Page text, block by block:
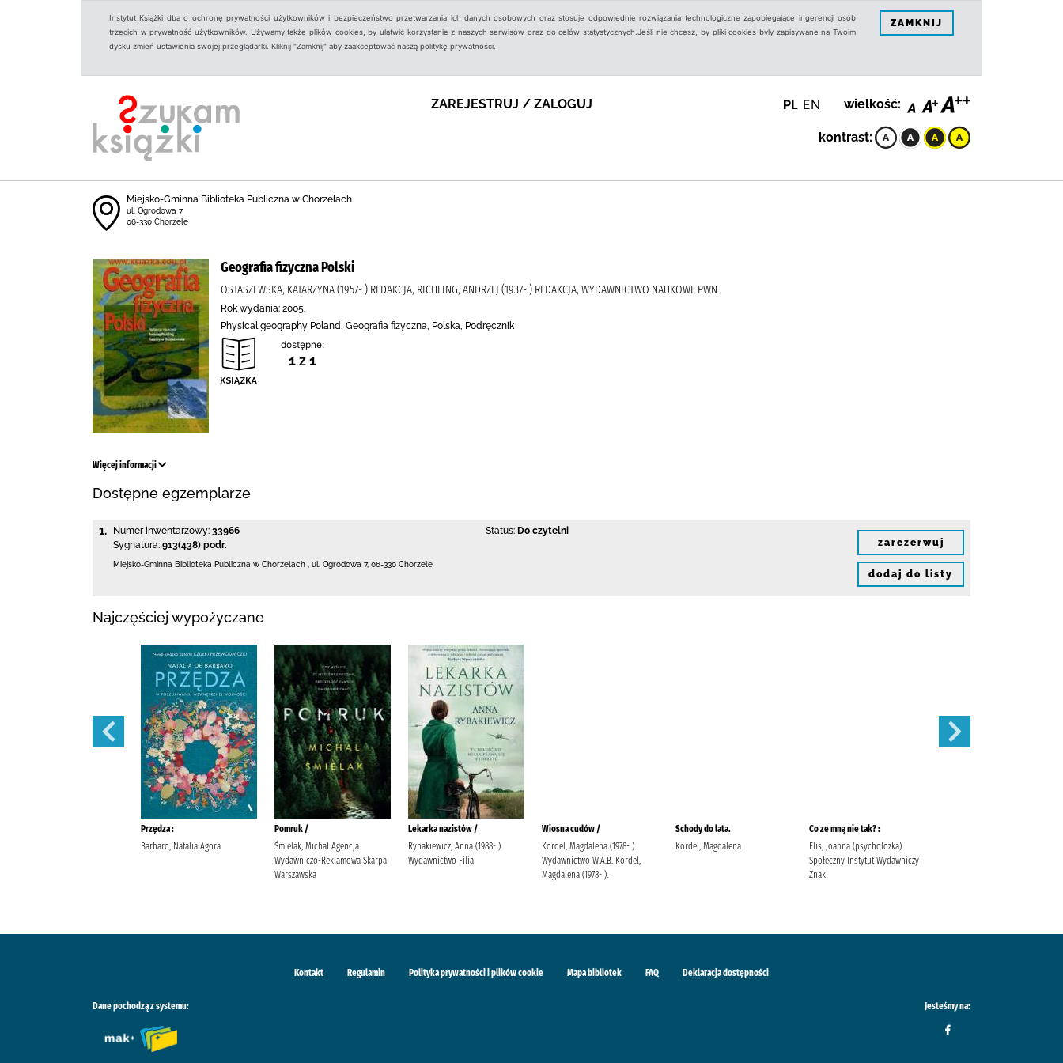
Instytut Książki dba o ochronę prywatności użytkowników i bezpieczeństwo przetwarzania ich danych osobowych oraz stosuje odpowiednie rozwiązania technologiczne zapobiegające ingerencji osób
trzecich w prywatność użytkowników. Używamy także plików cookies, by ułatwić korzystanie z naszych serwisów oraz do celów statystycznych.Jeśli nie chcesz, by pliki cookies były zapisywane na Twoim
dysku zmień ustawienia swojej przeglądarki. Kliknij "Zamknij" aby zaakceptować naszą politykę prywatności.
ZAMKNIJ
ZAREJESTRUJ / ZALOGUJ PL EN wielkość:
kontrast:
Miejsko-Gminna Biblioteka Publiczna w Chorzelach
ul. Ogrodowa 7
06-330 Chorzele
Geografia fizyczna Polski
OSTASZEWSKA, KATARZYNA (1957- ) REDAKCJA, RICHLING, ANDRZEJ (1937- ) REDAKCJA, WYDAWNICTWO NAUKOWE PWN
Rok wydania: 2005.
Physical geography Poland, Geografia fizyczna, Polska, Podręcznik
dostępne:
1 z 1
Więcej informacji
Dostępne egzemplarze
1. Numer inwentarzowy: 33966
Sygnatura: 913(438) podr.
Status: Do czytelni
Miejsko-Gminna Biblioteka Publiczna w Chorzelach ul. Ogrodowa 7, 06-330 Chorzele
zarezerwuj
dodaj do listy
Najczęściej wypożyczane
Przędza :
Barbaro, Natalia Agora
Pomruk /
Śmielak, Michał Agencja
Wydawniczo-Reklamowa Skarpa
Warszawska
Lekarka nazistów /
Rybakiewicz, Anna (1988- )
Wydawnictwo Filia
Wiosna cudów /
Kordel, Magdalena (1978- )
Wydawnictwo W.A.B. Kordel,
Magdalena (1978- ).
Schody do lata.
Kordel, Magdalena
Co ze mną nie tak? :
Flis, Joanna (psycholożka)
Społeczny Instytut Wydawniczy
Znak
Kontakt Regulamin Polityka prywatności i plików cookie Mapa bibliotek FAQ Deklaracja dostępności
Dane pochodzą z systemu: Jesteśmy na: